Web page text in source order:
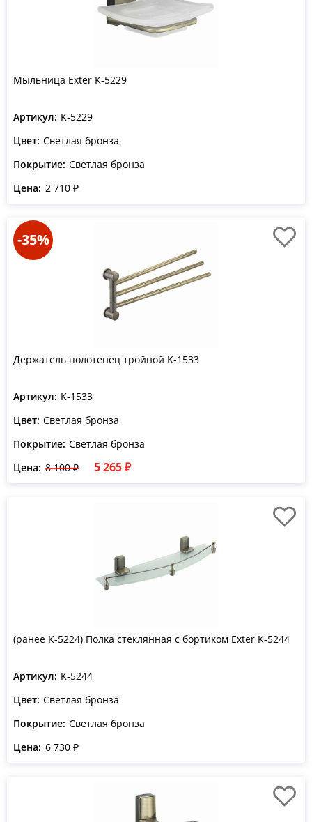
Мыльница Exter K-5229
Артикул: K-5229
Цвет: Светлая бронза
Покрытие: Светлая бронза
Цена: 2 710 ₽
-35%
Держатель полотенец тройной K-1533
Артикул: K-1533
Цвет: Светлая бронза
Покрытие: Светлая бронза
Цена: 8 100 ₽ 5 265 ₽
(ранее К-5224) Полка стеклянная с бортиком Exter K-5244
Артикул: K-5244
Цвет: Светлая бронза
Покрытие: Светлая бронза
Цена: 6 730 ₽